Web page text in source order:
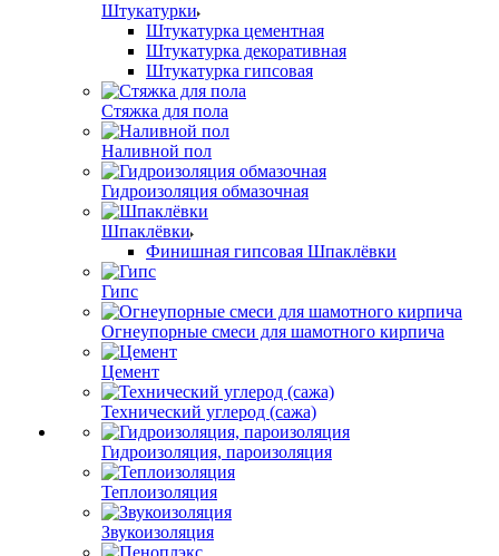
Штукатурки
Штукатурка цементная
Штукатурка декоративная
Штукатурка гипсовая
Стяжка для пола
Наливной пол
Гидроизоляция обмазочная
Шпаклёвки
Финишная гипсовая Шпаклёвки
Гипс
Огнеупорные смеси для шамотного кирпича
Цемент
Технический углерод (сажа)
Гидроизоляция, пароизоляция
Теплоизоляция
Звукоизоляция